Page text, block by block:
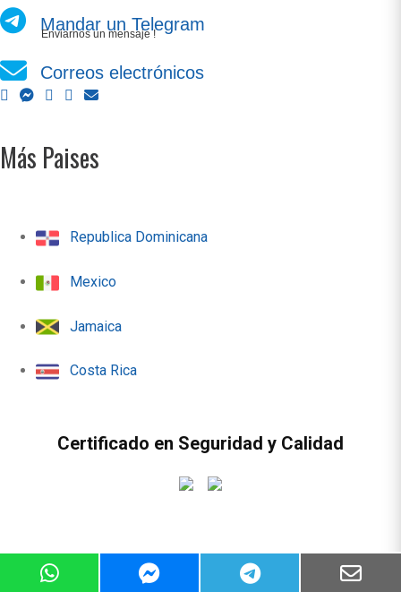
Mandar un Telegram
Enviarnos un mensaje !
Correos electrónicos
Más Paises
Republica Dominicana
Mexico
Jamaica
Costa Rica
Certificado en Seguridad y Calidad